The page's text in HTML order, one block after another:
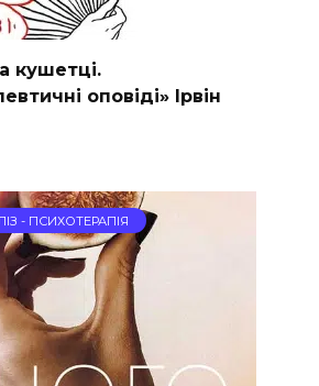
кушетці.
оповіді» Ірвін
- ПСИХОТЕРАПІЯ